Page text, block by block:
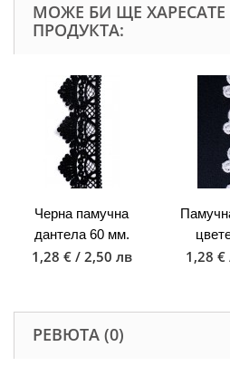
МОЖЕ БИ ЩЕ
ПРОДУКТА:
Черна памучна
дантела 60 мм.
1,28 € / 2,50 лв 1,28 €
РЕВЮТА (0)